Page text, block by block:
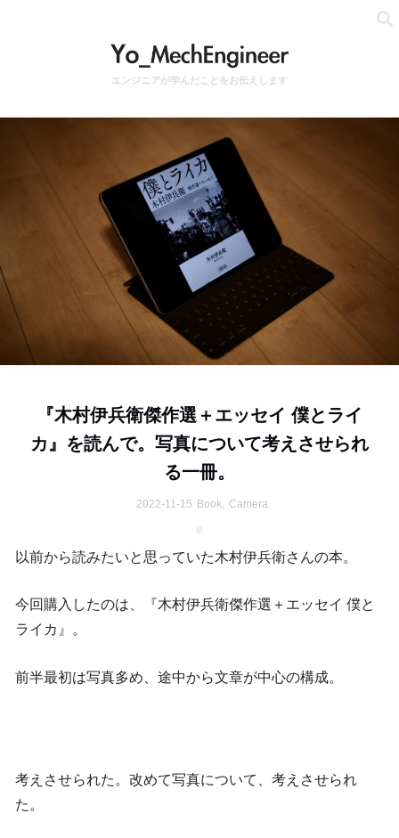
エンジニアが学んだことをお伝えします
『木村伊兵衛傑作選＋エッセイ 僕とライ
カ』を読んで。写真について考えさせられ
る一冊。
2022-11-15 Book, Camera
以前から読みたいと思っていた木村伊兵衛さんの本。
今回購入したのは、『木村伊兵衛傑作選＋エッセイ 僕と
ライカ』。
前半最初は写真多め、途中から文章が中心の構成。
考えさせられた。改めて写真について、考えさせられ
た。